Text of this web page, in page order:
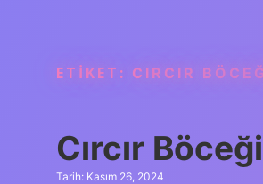
ETIKET: CIRCIR
Cırcır
Tarih: Kasım 26, 2024